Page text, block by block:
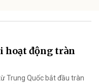
hoạt động tràn
Trung Quốc bắt đầu tràn